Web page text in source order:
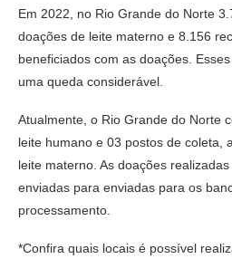
Em 2022, no Rio Grande do Norte
doações de leite materno e 8.156
beneficiados com as doações.
uma queda considerável.
Atualmente, o Rio Grande do Norte
leite humano e 03 postos de coleta,
leite materno. As doações
enviadas para enviadas para os
processamento.
*Confira quais locais é possível